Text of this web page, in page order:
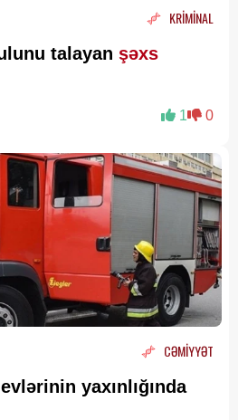
KRİMİNAL
talayan şəxs
1 0
CƏMİYYƏT
yaxınlığında